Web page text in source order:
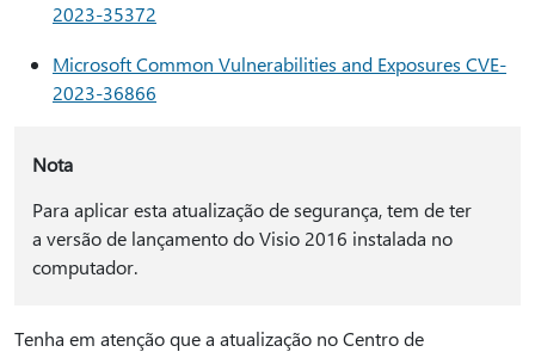
2023-35372
Microsoft Common Vulnerabilities and Exposures CVE-
2023-36866
Nota
Para aplicar esta atualização de segurança, tem de ter
a versão de lançamento do Visio 2016 instalada no
computador.
Tenha em atenção que a atualização no Centro de